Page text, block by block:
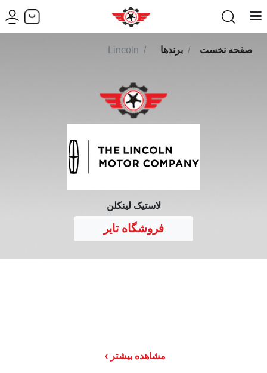
صفحه نخست برندها Lincoln
لاستیک لینکلن
فروشگاه تایر
مشاهده بیشتر